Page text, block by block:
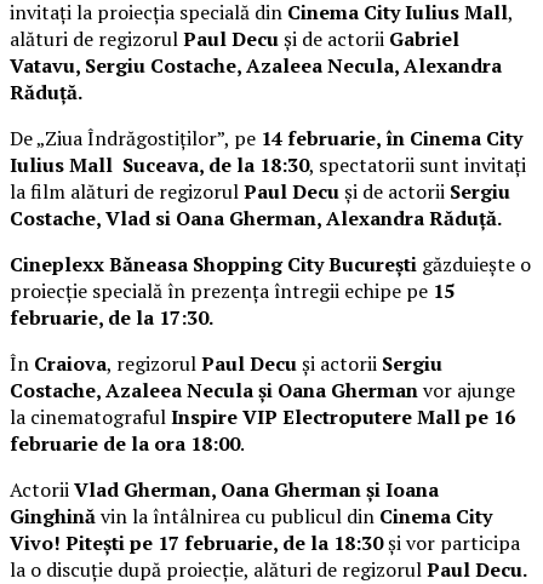
invitați la proiecția specială din Cinema City Iulius Mall,
alături de regizorulPaul Decuși de actorii Gabriel
Vatavu, Sergiu Costache, Azaleea Necula, Alexandra
Răduță.
De „Ziua Îndrăgostiților”, pe 14 februarie, în Cinema City
Iulius Mall Suceava, de la 18:30, spectatorii sunt invitați
la film alături de regizorulPaul Decuși de actorii Sergiu
Costache, Vlad si Oana Gherman, Alexandra Răduță.
Cineplexx Băneasa Shopping City București găzduiește o
proiecție specială în prezența întregii echipe pe 15
februarie, de la 17:30.
În Craiova, regizorulPaul Decuși actorii Sergiu
Costache, Azaleea Necula și Oana Ghermanvor ajunge
la cinematografulInspire VIP Electroputere Mall pe 16
februarie de la ora 18:00.
ActoriiVlad Gherman, Oana Gherman și Ioana
Ginghinăvin la întâlnirea cu publicul din Cinema City
Vivo! Pitești pe 17 februarie, de la 18:30și vor participa
la o discuție după proiecție, alături de regizorulPaul Decu.